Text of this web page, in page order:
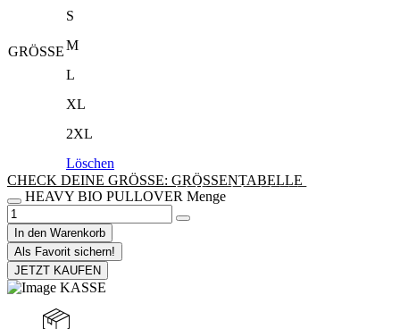
GRÖSSE
S
M
L
XL
2XL
Löschen
CHECK DEINE GRÖSSE: G͟R͟Ö͟S͟S͟E͟N͟T͟A͟B͟E͟L͟L͟E͟
HEAVY BIO PULLOVER Menge
In den Warenkorb
Als Favorit sichern!
JETZT KAUFEN